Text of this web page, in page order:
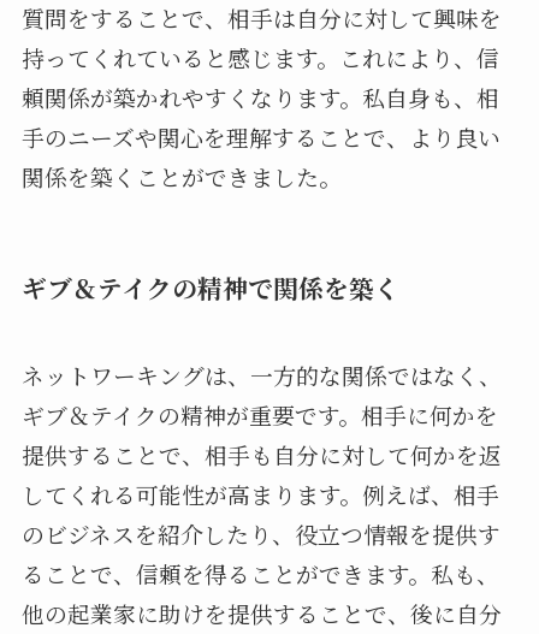
質問をすることで、相手は自分に対して興味を
持ってくれていると感じます。これにより、信
頼関係が築かれやすくなります。私自身も、相
手のニーズや関心を理解することで、より良い
関係を築くことができました。
ギブ＆テイクの精神で関係を築く
ネットワーキングは、一方的な関係ではなく、
ギブ＆テイクの精神が重要です。相手に何かを
提供することで、相手も自分に対して何かを返
してくれる可能性が高まります。例えば、相手
のビジネスを紹介したり、役立つ情報を提供す
ることで、信頼を得ることができます。私も、
他の起業家に助けを提供することで、後に自分